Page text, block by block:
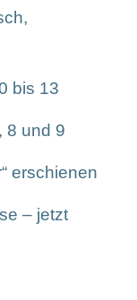
bis 13
8 und 9
erschienen
– jetzt